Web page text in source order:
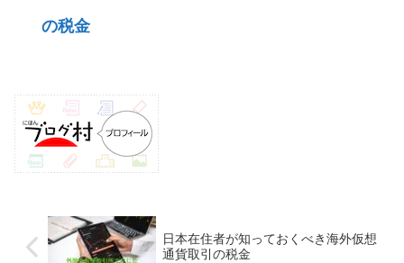
の税金
日本在住者が知っておくべき海外仮想
通貨取引の税金